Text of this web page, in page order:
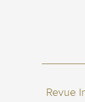
Revue